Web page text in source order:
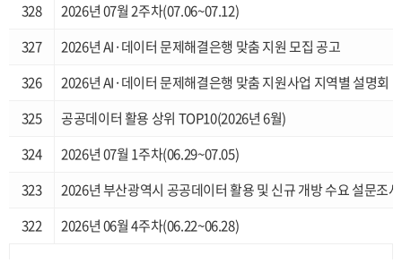
328
2026년 07월 2주차(07.06~07.12)
327
2026년 AI·데이터 문제해결은행 맞춤 지원 모집 공고
326
2026년 AI·데이터 문제해결은행 맞춤 지원사업 지역별 설명회
325
공공데이터 활용 상위 TOP10(2026년 6월)
324
2026년 07월 1주차(06.29~07.05)
323
2026년 부산광역시 공공데이터 활용 및 신규 개방 수요 설문조사
322
2026년 06월 4주차(06.22~06.28)